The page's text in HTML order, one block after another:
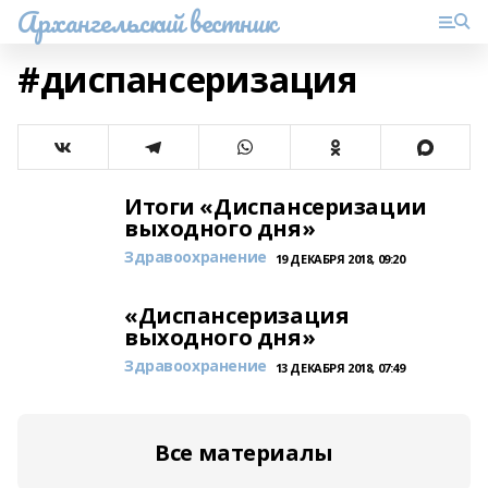
Архангельский вестник
#диспансеризация
Итоги «Диспансеризации
выходного дня»
Здравоохранение 19 ДЕКАБРЯ 2018, 09:20
«Диспансеризация
выходного дня»
Здравоохранение 13 ДЕКАБРЯ 2018, 07:49
Все материалы